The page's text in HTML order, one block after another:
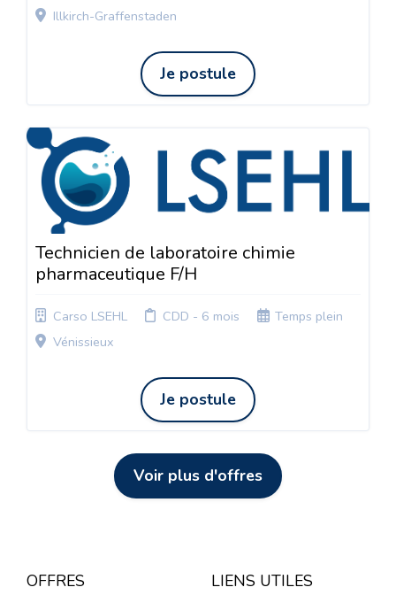
Illkirch-Graffenstaden
Je postule
Technicien de laboratoire chimie
pharmaceutique F/H
Carso LSEHL CDD - 6 mois
Temps plein
Vénissieux
Je postule
Voir plus d'offres
OFFRES LIENS UTILES